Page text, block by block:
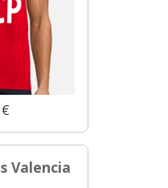
Valencia